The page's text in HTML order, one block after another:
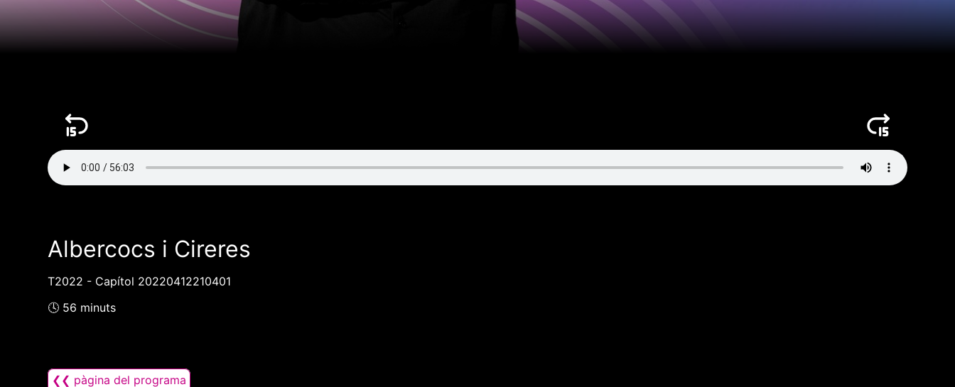
Albercocs i Cireres
T2022 - Capítol 20220412210401
🕓 56 minuts
❮❮ pàgina del programa